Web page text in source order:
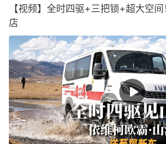
【视频】全时四驱+三把锁+超大空
店